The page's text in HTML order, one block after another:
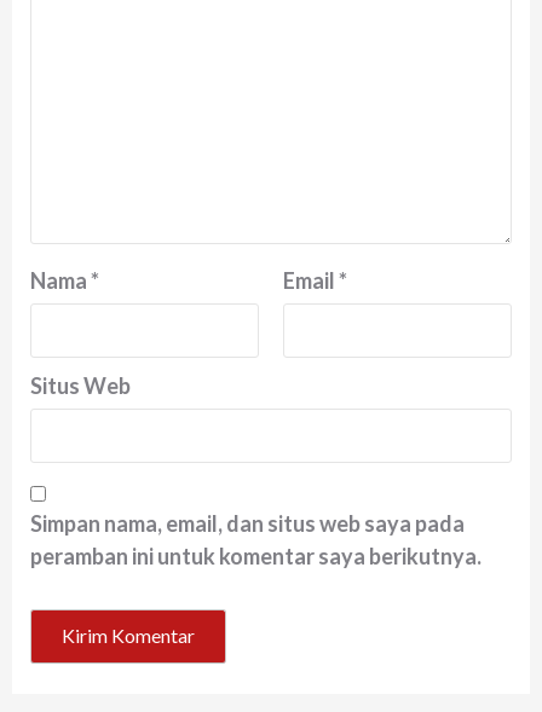
Nama* Email*
Situs Web
Simpan nama, email, dan situs web saya pada
peramban ini untuk komentar saya berikutnya.